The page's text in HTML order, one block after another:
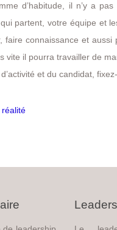
d’habitude, il n’y a
partent, votre équipe et
faire connaissance et
vite il pourra travailler de
et du candidat,